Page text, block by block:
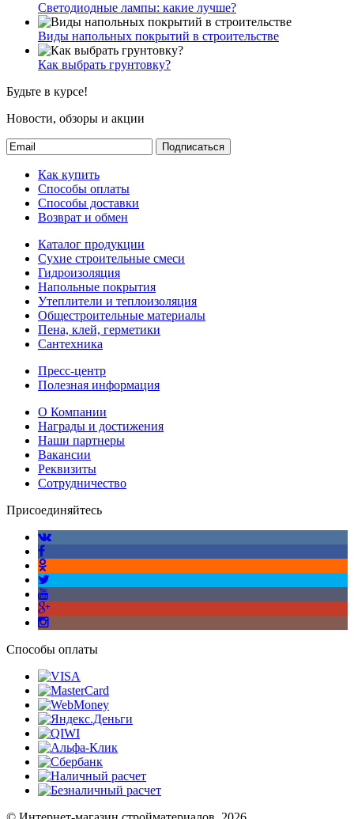
Светодиодные лампы: какие лучше?
Виды напольных покрытий в строительстве
Как выбрать грунтовку?
Будьте в курсе!
Новости, обзоры и акции
Подписаться
Как купить
Способы оплаты
Способы доставки
Возврат и обмен
Каталог продукции
Сухие строительные смеси
Гидроизоляция
Напольные покрытия
Утеплители и теплоизоляция
Общестроительные материалы
Пена, клей, герметики
Сантехника
Пресс-центр
Полезная информация
О Компании
Награды и достижения
Наши партнеры
Вакансии
Реквизиты
Сотрудничество
Присоединяйтесь
Способы оплаты